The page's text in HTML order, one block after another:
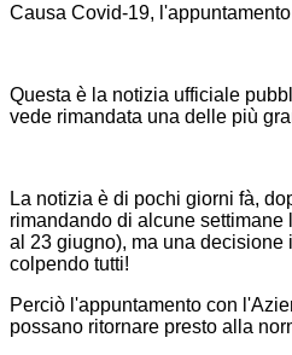
Causa Covid-19,
Questa è la notizia ufficiale
vede rimandata una delle più
La notizia è di pochi giorni fà,
rimandando di alcune
al 23 giugno), ma una decisione
colpendo tutti!
Perciò l'appuntamento con
possano ritornare presto alla